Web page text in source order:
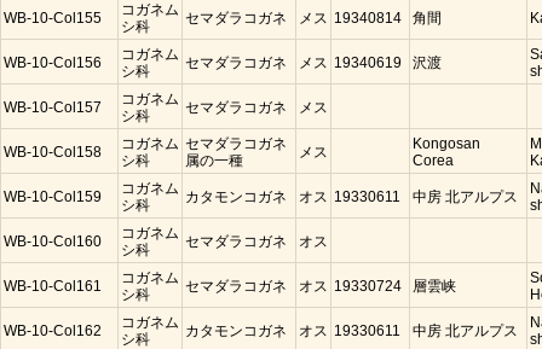
WB-10-Col155
コガネム
シ科
セマダラコガネ メス 19340814 角間
WB-10-Col156
コガネム
シ科
セマダラコガネ メス 19340619 沢渡
WB-10-Col157
コガネム
シ科
セマダラコガネ メス
WB-10-Col158
コガネム
シ科
セマダラコガネ
属の一種
メス
Kongosan
Corea
WB-10-Col159
コガネム
シ科
カタモンコガネ オス 19330611 中房 北アルプス
WB-10-Col160
コガネム
シ科
セマダラコガネ オス
WB-10-Col161
コガネム
シ科
セマダラコガネ オス 19330724 層雲峡
WB-10-Col162
コガネム
シ科
カタモンコガネ オス 19330611 中房 北アルプス